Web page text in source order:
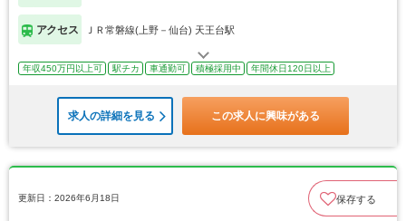
アクセス ＪＲ常磐線(上野－仙台) 天王台駅
年収450万円以上可 駅チカ 車通勤可 積極採用中 年間休日120日以上
求人の詳細を見る この求人に興味がある
更新日：2026年6月18日 保存する